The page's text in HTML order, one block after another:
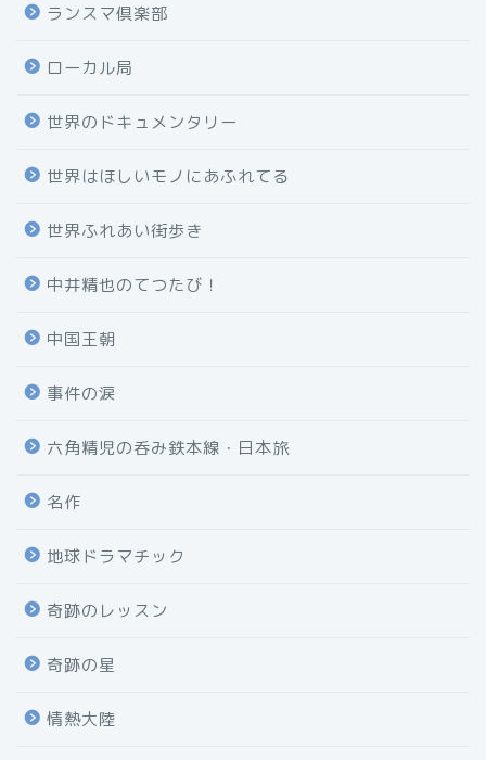
ランスマ倶楽部
ローカル局
世界のドキュメンタリー
世界はほしいモノにあふれてる
世界ふれあい街歩き
中井精也のてつたび！
中国王朝
事件の涙
六角精児の呑み鉄本線・日本旅
名作
地球ドラマチック
奇跡のレッスン
奇跡の星
情熱大陸